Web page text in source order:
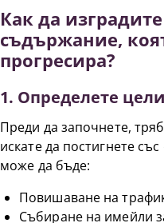
Как да
съдържание,
прогресира?
1. Определете
Преди да започнете,
искате да постигнете
може да бъде:
Повишаване на
Събиране на имейли